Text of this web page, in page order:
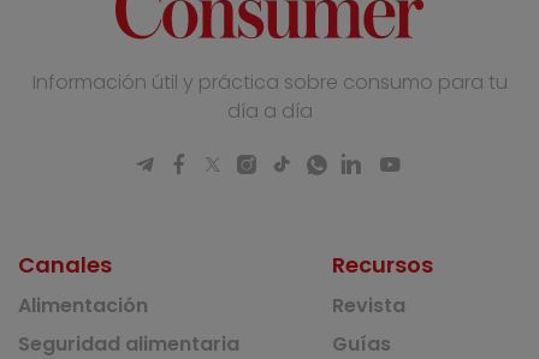
Información útil y práctica sobre consumo para tu
día a día
Canales
Alimentación
Seguridad alimentaria
Recursos
Revista
Guías